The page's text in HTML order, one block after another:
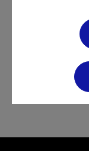
Program
luglio